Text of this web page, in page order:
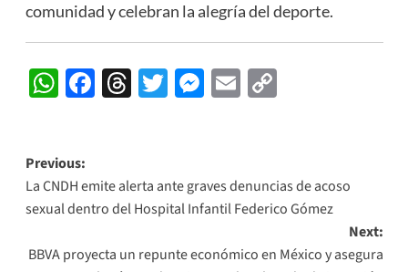
comunidad y celebran la alegría del deporte.
WhatsApp
Facebook
Threads
Twitter
Messenger
EmailCopy
Post
navigation
Previous:
La CNDH emite alerta ante graves denuncias de acoso
sexual dentro del Hospital Infantil Federico Gómez
Next:
BBVA proyecta un repunte económico en México y asegura